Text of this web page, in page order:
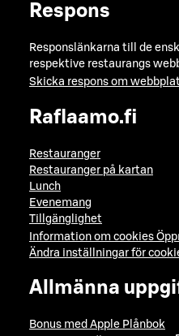
Respons
Responslänkarna till de
respektive restaurangs
Skicka respons om
Raflaamo.fi
Restauranger
Restauranger på kartan
Lunch
Evenemang
Tillgänglighet
Information om cookies
Ändra inställningar för
Allmänna
Bonus med Apple Plånbok